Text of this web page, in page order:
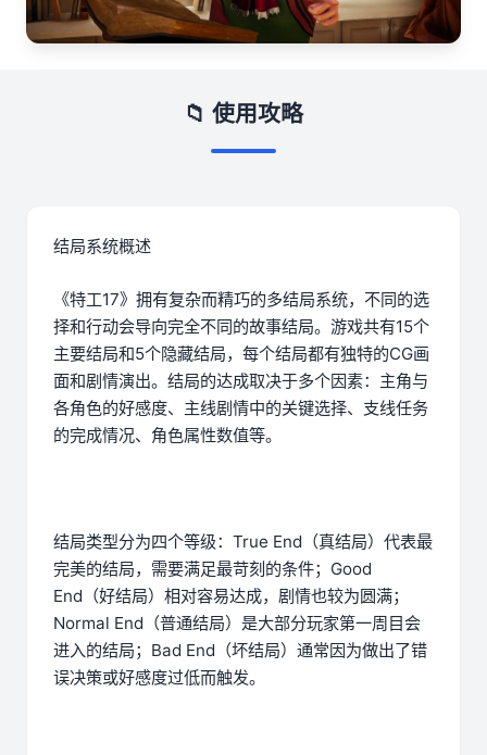
📁 使用攻略
结局系统概述
《特工17》拥有复杂而精巧的多结局系统，不同的选
择和行动会导向完全不同的故事结局。游戏共有15个
主要结局和5个隐藏结局，每个结局都有独特的CG画
面和剧情演出。结局的达成取决于多个因素：主角与
各角色的好感度、主线剧情中的关键选择、支线任务
的完成情况、角色属性数值等。
结局类型分为四个等级：True End（真结局）代表最
完美的结局，需要满足最苛刻的条件；Good
End（好结局）相对容易达成，剧情也较为圆满；
Normal End（普通结局）是大部分玩家第一周目会
进入的结局；Bad End（坏结局）通常因为做出了错
误决策或好感度过低而触发。